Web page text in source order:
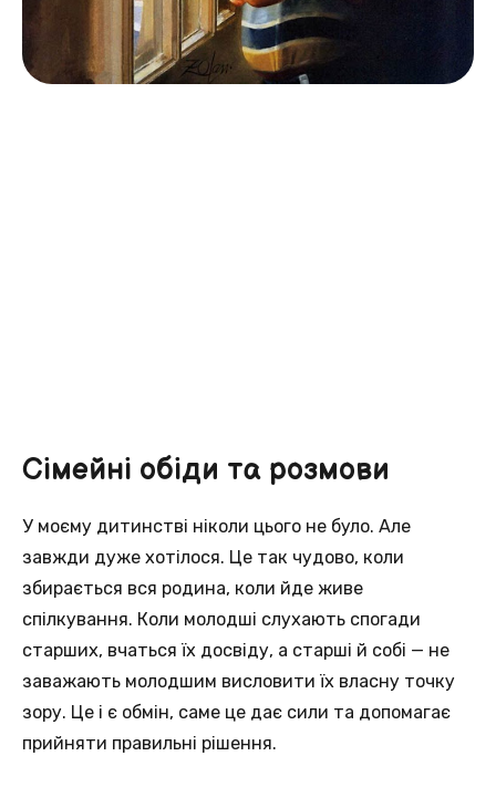
Сімейні обіди та розмови
У моєму дитинстві ніколи цього не було. Але
завжди дуже хотілося. Це так чудово, коли
збирається вся родина, коли йде живе
спілкування. Коли молодші слухають спогади
старших, вчаться їх досвіду, а старші й собі — не
заважають молодшим висловити їх власну точку
зору. Це і є обмін, саме це дає сили та допомагає
прийняти правильні рішення.